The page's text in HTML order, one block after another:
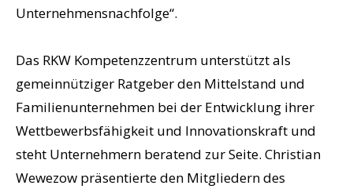
Unternehmensnachfolge“.
Das RKW Kompetenzzentrum unterstützt als
gemeinnütziger Ratgeber den Mittelstand und
Familienunternehmen bei der Entwicklung ihrer
Wettbewerbsfähigkeit und Innovationskraft und
steht Unternehmern beratend zur Seite. Christian
Wewezow präsentierte den Mitgliedern des